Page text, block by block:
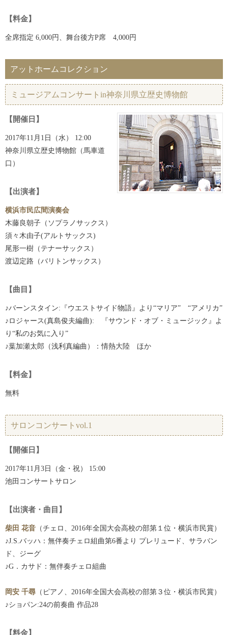
【料金】
全席指定 6,000円、舞台後方P席 4,000円
アットホームコレクション
ミュージアムコンサートin神奈川県立歴史博物館
【開催日】
2017年11月1日（水） 12:00
神奈川県立歴史博物館（馬車道
口）
【出演者】
横浜市民広間演奏会
木藤良朝子（ソプラノサックス）
須々木由子(アルトサックス)
尾形一樹（テナーサックス）
渡辺定路（バリトンサックス）
【曲目】
♪バーンスタイン:『ウエストサイド物語』より“マリア” “アメリカ”
♪ロジャース(真島俊夫編曲): 『サウンド・オブ・ミュージック』よ
り“私のお気に入り”
♪葉加瀬太郎（浅利真編曲）：情熱大陸 ほか
【料金】
無料
サロンコンサートvol.1
【開催日】
2017年11月3日（金・祝） 15:00
池田コンサートサロン
【出演者・曲目】
柴田 花音 （チェロ、2016年全国大会高校の部第１位・横浜市民賞）
♪J.S.バッハ：無伴奏チェロ組曲第6番より プレリュード、サラバン
ド、ジーグ
♪G．カサド：無伴奏チェロ組曲
岡安 千尋 （ピアノ、2016年全国大会高校の部第３位・横浜市民賞）
♪ショパン:24の前奏曲 作品28
【料金】